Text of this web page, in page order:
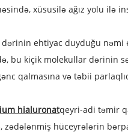
xüsusilə ağız yolu ilə
ehtiyac duyduğu
bu kiçik molekullar dərinin
qalmasına və təbii
hialuronatqeyri-adi təmir
zədələnmiş hüceyrələrin